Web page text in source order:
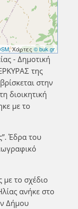
, Χάρτες© buk.gr
- Δημοτική
της
στην
διοικητική
με το
Έδρα του
με το σχέδιο
ανήκε στο
Δήμου